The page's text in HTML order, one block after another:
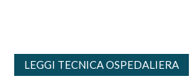
LEGGI TECNICA OSPEDALIERA